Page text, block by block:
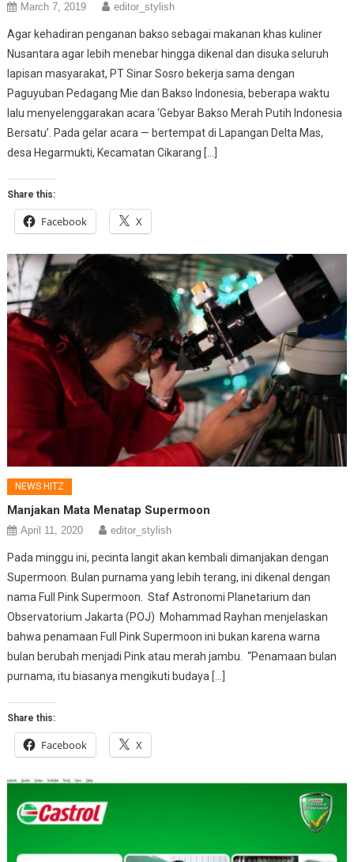
March 7, 2019 editor_stylish
Agar kehadiran penganan bakso sebagai makanan khas kuliner
Nusantara agar lebih menebar hingga dikenal dan disuka seluruh
lapisan masyarakat, PT Sinar Sosro bekerja sama dengan
Paguyuban Pedagang Mie dan Bakso Indonesia, beberapa waktu
lalu menyelenggarakan acara ‘Gebyar Bakso Merah Putih Indonesia
Bersatu’. Pada gelar acara — bertempat di Lapangan Delta Mas,
desa Hegarmukti, Kecamatan Cikarang […]
Share this:
Facebook X
NEWS HITZ
Manjakan Mata Menatap Supermoon
April 11, 2020 editor_stylish
Pada minggu ini, pecinta langit akan kembali dimanjakan dengan
Supermoon. Bulan purnama yang lebih terang, ini dikenal dengan
nama Full Pink Supermoon. Staf Astronomi Planetarium dan
Observatorium Jakarta (POJ) Mohammad Rayhan menjelaskan
bahwa penamaan Full Pink Supermoon ini bukan karena warna
bulan berubah menjadi Pink atau merah jambu. “Penamaan bulan
purnama, itu biasanya mengikuti budaya […]
Share this:
Facebook X